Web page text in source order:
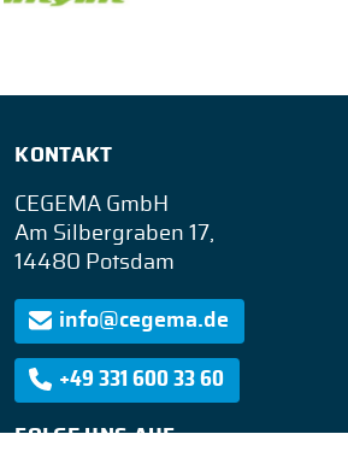
KONTAKT
CEGEMA GmbH
Am Silbergraben 17,
14480 Potsdam
info@cegema.de
+49 331 600 33 60
FOLGE UNS AUF